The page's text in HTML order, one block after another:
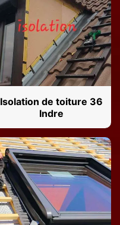
Isolation de toiture 36
Indre